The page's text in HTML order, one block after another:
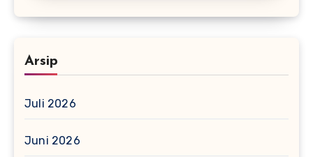
Arsip
Juli 2026
Juni 2026